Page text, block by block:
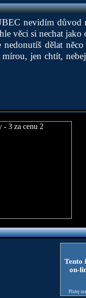
nevidím důvod
věci si nechat
dělat
jen chtít,
Tento
on-
Přidej